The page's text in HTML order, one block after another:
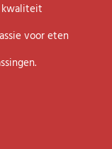
kwaliteit
voor eten